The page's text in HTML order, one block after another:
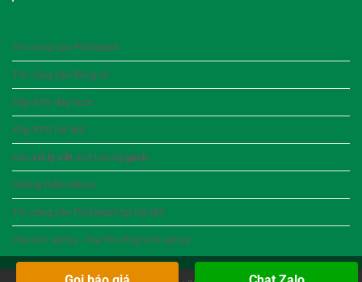
Thi công sân Pickleball
Thi công sân Bóng rổ
Xốp XPS dày 5cm
Xốp XPS Hà Nội
Keo xử lý vết nứt tường gạch
Chống thấm bitum
Thi công sân Pickleball tại Hà Nội
Giá sơn epoxy - Giá thi công sơn epoxy